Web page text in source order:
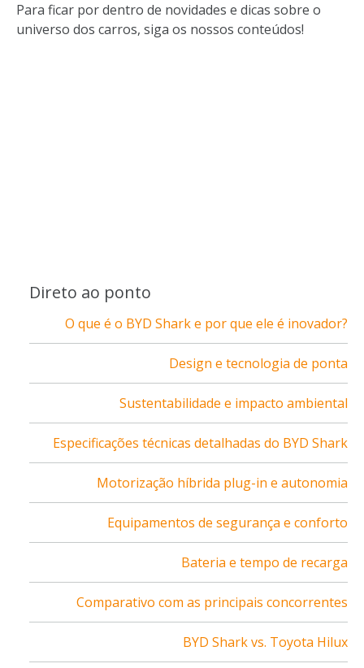
Para ficar por dentro de novidades e dicas sobre o
universo dos carros, siga os nossos conteúdos!
Direto ao ponto
O que é o BYD Shark e por que ele é inovador?
Design e tecnologia de ponta
Sustentabilidade e impacto ambiental
Especificações técnicas detalhadas do BYD Shark
Motorização híbrida plug-in e autonomia
Equipamentos de segurança e conforto
Bateria e tempo de recarga
Comparativo com as principais concorrentes
BYD Shark vs. Toyota Hilux